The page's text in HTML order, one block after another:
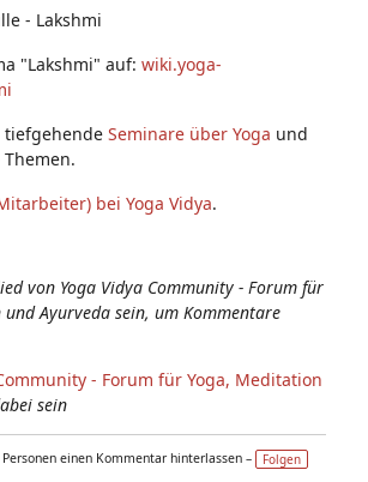
- Lakshmi
"Lakshmi" auf: wiki.yoga-
tiefgehende Seminare über Yoga und
bei Yoga Vidya.
von Yoga Vidya Community - Forum für
Ayurveda sein, um Kommentare
- Forum für Yoga, Meditation
sein
einen Kommentar hinterlassen – Folgen